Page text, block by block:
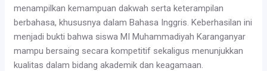
menampilkan kemampuan dakwah serta keterampilan
berbahasa, khususnya dalam Bahasa Inggris. Keberhasilan ini
menjadi bukti bahwa siswa MI Muhammadiyah Karanganyar
mampu bersaing secara kompetitif sekaligus menunjukkan
kualitas dalam bidang akademik dan keagamaan.